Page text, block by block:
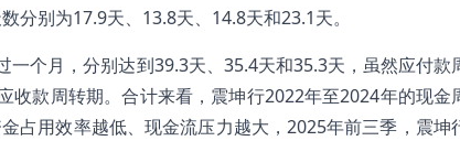
分别为17.9天、13.8天、14.8天和23.1天。
个月，分别达到39.3天、35.4天和35.3天，虽然应付款
款周转期。合计来看，震坤行2022年至2024年的现金
占用效率越低、现金流压力越大，2025年前三季，震坤